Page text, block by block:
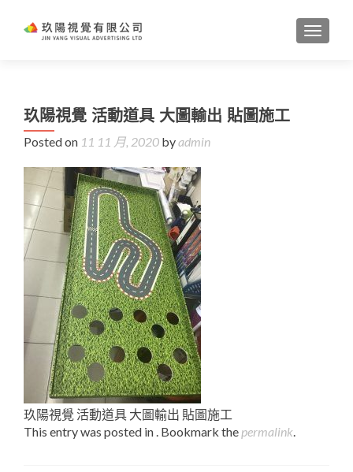
玖陽視覺 活動道具 大圖輸出 貼圖施工
Posted on 11 11 月, 2020 byadmin
玖陽視覺 活動道具 大圖輸出 貼圖施工
This entry was posted in . Bookmark the permalink.